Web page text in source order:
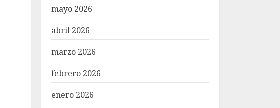
mayo 2026
abril 2026
marzo 2026
febrero 2026
enero 2026